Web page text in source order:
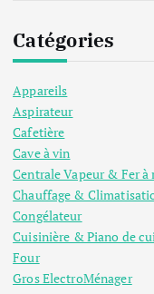
Catégories
Appareils
Aspirateur
Cafetière
Cave à vin
Centrale Vapeur & Fer à
Chauffage &
Congélateur
Cuisinière & Piano de
Four
Gros ElectroMénager